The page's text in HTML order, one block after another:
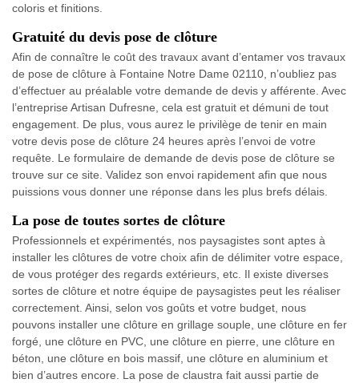
coloris et finitions.
Gratuité du devis pose de clôture
Afin de connaître le coût des travaux avant d’entamer vos travaux
de pose de clôture à Fontaine Notre Dame 02110, n’oubliez pas
d’effectuer au préalable votre demande de devis y afférente. Avec
l’entreprise Artisan Dufresne, cela est gratuit et démuni de tout
engagement. De plus, vous aurez le privilège de tenir en main
votre devis pose de clôture 24 heures après l’envoi de votre
requête. Le formulaire de demande de devis pose de clôture se
trouve sur ce site. Validez son envoi rapidement afin que nous
puissions vous donner une réponse dans les plus brefs délais.
La pose de toutes sortes de clôture
Professionnels et expérimentés, nos paysagistes sont aptes à
installer les clôtures de votre choix afin de délimiter votre espace,
de vous protéger des regards extérieurs, etc. Il existe diverses
sortes de clôture et notre équipe de paysagistes peut les réaliser
correctement. Ainsi, selon vos goûts et votre budget, nous
pouvons installer une clôture en grillage souple, une clôture en fer
forgé, une clôture en PVC, une clôture en pierre, une clôture en
béton, une clôture en bois massif, une clôture en aluminium et
bien d’autres encore. La pose de claustra fait aussi partie de